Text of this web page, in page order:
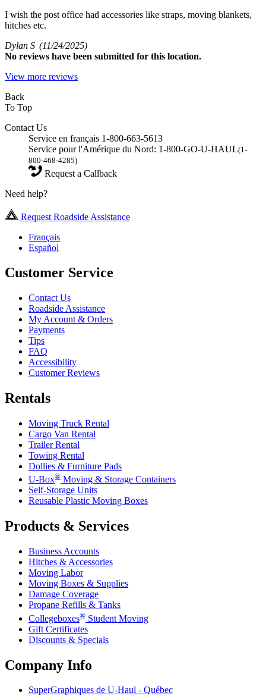
I wish the post office had accessories like straps, moving blankets,
hitches etc.
Dylan S (11/24/2025)
No reviews have been submitted for this location.
View more reviews
Back
To Top
Contact Us
Service en français 1-800-663-5613
Service pour l'Amérique du Nord: 1-800-GO-U-HAUL(1-
800-468-4285)
Request a Callback
Need help?
Request Roadside Assistance
Français
Español
Customer Service
Contact Us
Roadside Assistance
My Account & Orders
Payments
Tips
FAQ
Accessibility
Customer Reviews
Rentals
Moving Truck Rental
Cargo Van Rental
Trailer Rental
Towing Rental
Dollies & Furniture Pads
U-Box® Moving & Storage Containers
Self-Storage Units
Reusable Plastic Moving Boxes
Products & Services
Business Accounts
Hitches & Accessories
Moving Labor
Moving Boxes & Supplies
Damage Coverage
Propane Refills & Tanks
Collegeboxes® Student Moving
Gift Certificates
Discounts & Specials
Company Info
SuperGraphiques de U-Haul - Québec